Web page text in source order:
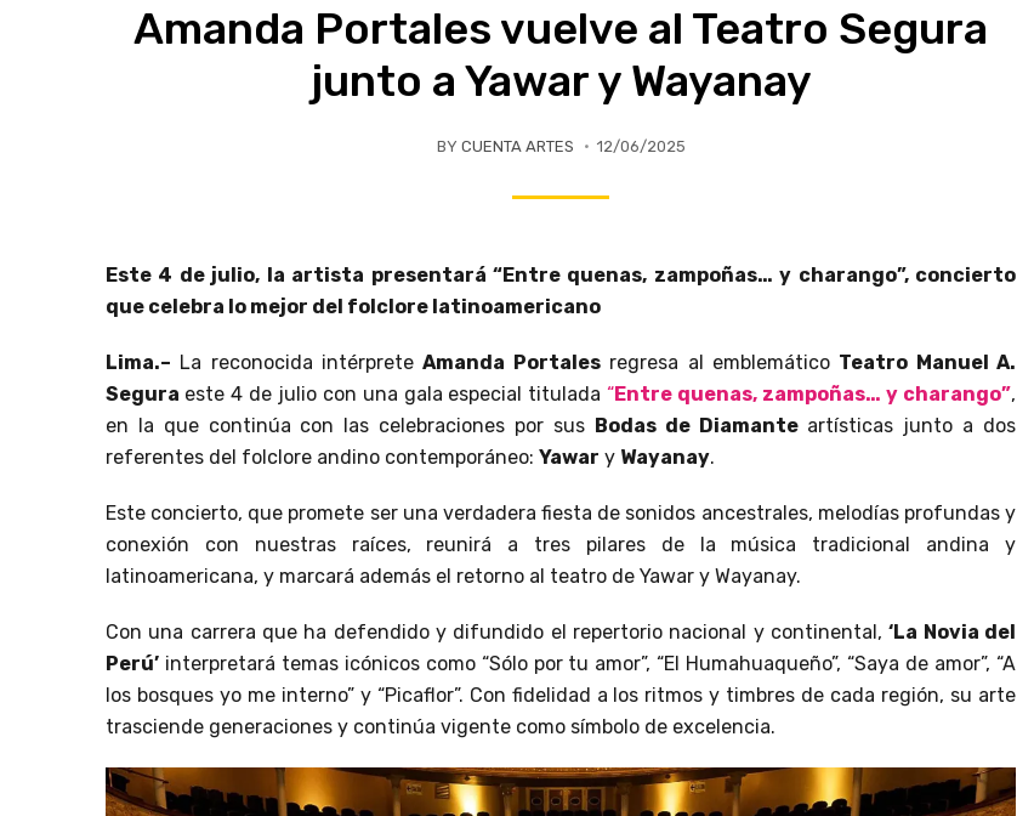
Amanda Portales vuelve al Teatro Segura
junto a Yawar y Wayanay
BY CUENTA ARTES 12/06/2025
Este 4 de julio, la artista presentará “Entre quenas, zampoñas… y charango”, concierto
que celebra lo mejor del folclore latinoamericano
Lima.– La reconocida intérpreteAmanda Portalesregresa al emblemático Teatro Manuel A.
Segura este 4 de julio con una gala especial titulada “Entre quenas, zampoñas… y charango”,
en la que continúa con las celebraciones por sus Bodas de Diamanteartísticas junto a dos
referentes del folclore andino contemporáneo: Yawar y Wayanay.
Este concierto, que promete ser una verdadera fiesta de sonidos ancestrales, melodías profundas y
conexión con nuestras raíces, reunirá a tres pilares de la música tradicional andina y
latinoamericana, y marcará además el retorno al teatro de Yawar y Wayanay.
Con una carrera que ha defendido y difundido el repertorio nacional y continental,‘La Novia del
Perú’ interpretará temas icónicos como “Sólo por tu amor”, “El Humahuaqueño”, “Saya de amor”, “A
los bosques yo me interno” y “Picaflor”. Con fidelidad a los ritmos y timbres de cada región, su arte
trasciende generaciones y continúa vigente como símbolo de excelencia.